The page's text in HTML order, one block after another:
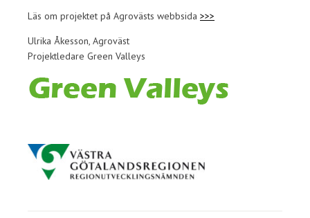
Läs om projektet på Agrovästs webbsida >>>
Ulrika Åkesson, Agroväst
Projektledare Green Valleys